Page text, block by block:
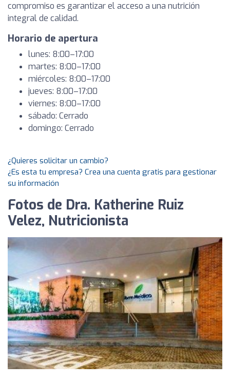
compromiso es garantizar el acceso a una nutrición
integral de calidad.
Horario de apertura
lunes: 8:00–17:00
martes: 8:00–17:00
miércoles: 8:00–17:00
jueves: 8:00–17:00
viernes: 8:00–17:00
sábado: Cerrado
domingo: Cerrado
¿Quieres solicitar un cambio?
¿Es esta tu empresa? Crea una cuenta gratis para gestionar
su información
Fotos de Dra. Katherine Ruiz
Velez, Nutricionista